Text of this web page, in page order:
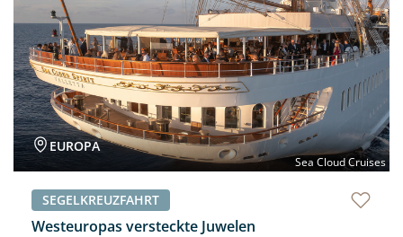
Sea Cloud Cruises
EUROPA
SEGELKREUZFAHRT
Westeuropas versteckte Juwelen